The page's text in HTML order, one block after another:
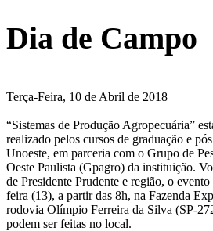
Dia de Campo
Terça-Feira, 10 de Abril de 2018
“Sistemas de Produção Agropecuária”
realizado pelos cursos de graduação e
Unoeste, em parceria com o Grupo de
Oeste Paulista (Gpagro) da instituição.
de Presidente Prudente e região, o
feira (13), a partir das 8h, na Fazenda
rodovia Olímpio Ferreira da Silva (SP-
podem ser feitas no local.